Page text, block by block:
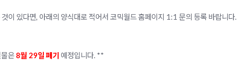
이 있다면, 아래의 양식대로 적어서 코믹월드 홈페이지 1:1 문의 등록 바랍니다.
은 8월 29일 폐기 예정입니다. **